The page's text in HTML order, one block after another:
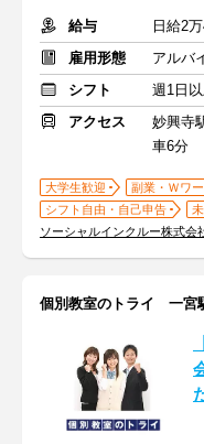
給与
日給2
雇用形態
アルバ
シフト
週1日
アクセス
妙興寺
車6分
大学生歓迎 副業・Ｗワ
シフト自由・自己申告
ソーシャルインクルー株式会
個別教室のトライ 一宮